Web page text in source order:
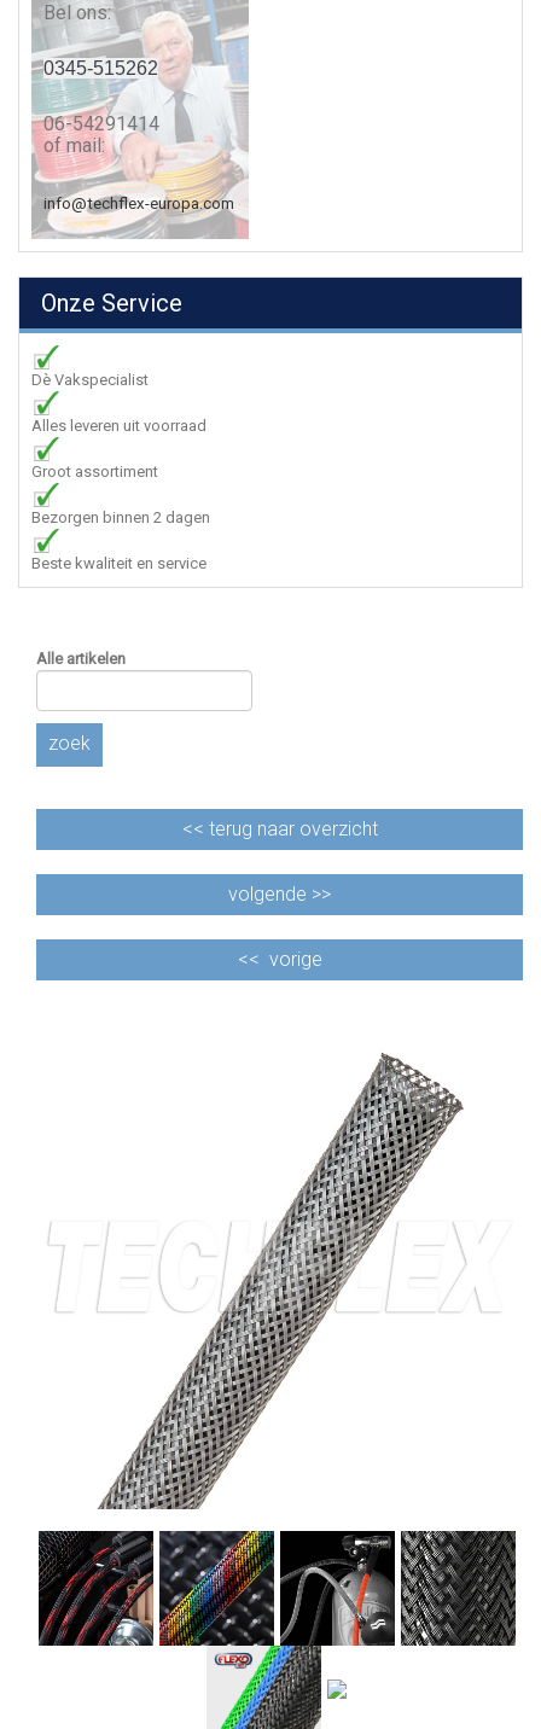
Bel ons:
0345-515262
06-54291414
of mail:
info@techflex-europa.com
Onze Service
Dè Vakspecialist
Alles leveren uit voorraad
Groot assortiment
Bezorgen binnen 2 dagen
Beste kwaliteit en service
Alle artikelen
zoek
<< terug naar overzicht
volgende >>
<< vorige